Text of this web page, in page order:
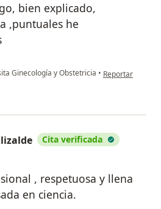
bien explicado,
,puntuales he
Ginecología y Obstetricia • en opinión del
Reportar
Cita verificada
, respetuosa y llena
en ciencia.